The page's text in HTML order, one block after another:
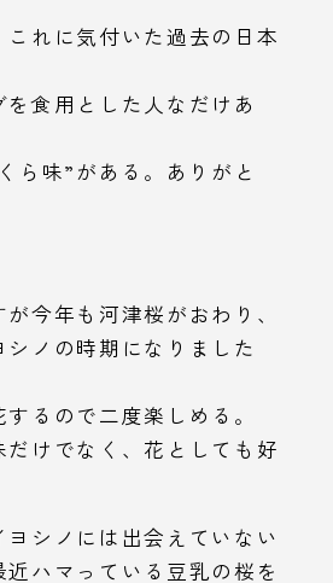
れに気付いた過去の日本
食用とした人なだけあ
ら味”がある。ありがと
今年も河津桜がおわり、
ノの時期になりました
るので二度楽しめる。
だけでなく、花としても好
シノには出会えていない
ハマっている豆乳の桜を